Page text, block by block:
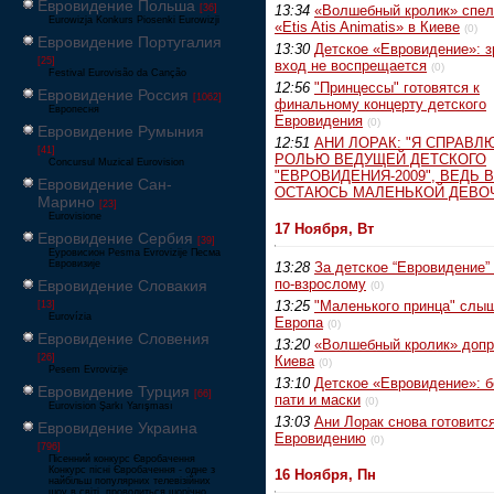
Евровидение Польша [36]
Eurowizja Konkurs Piosenki Eurowizji
Евровидение Португалия
[25]
Festival Eurovisão da Canção
Евровидение Россия [1062]
Европесня
Евровидение Румыния
[41]
Concursul Muzical Eurovision
Евровидение Сан-
Марино [23]
Eurovisione
Евровидение Сербия [39]
Еуровисион Pesma Evrovizije Песма
Евровизије
Евровидение Словакия
[13]
Eurovízia
Евровидение Словения
[26]
Pesem Evrovizije
Евровидение Турция [66]
Eurovision Şarkı Yarışması
Евровидение Украина
[796]
Пісенний конкурс Євробачення
Конкурс пісні Євробачення - одне з
найбільш популярних телевізійних
шоу в світі, проводиться щорічно,
13:34 «Волшебный кролик»
«Etis Atis Animatis» в Киеве (0)
13:30 Детское «Евровидение»:
вход не воспрещается (0)
12:56 "Принцессы" готовятся к
финальному концерту детского
Евровидения (0)
12:51 АНИ ЛОРАК: "Я
РОЛЬЮ ВЕДУЩЕЙ ДЕТСКОГО
"ЕВРОВИДЕНИЯ-2009", ВЕДЬ
ОСТАЮСЬ МАЛЕНЬКОЙ
17 Ноября, Вт
13:28 За детское
по-взрослому (0)
13:25 "Маленького принца"
Европа (0)
13:20 «Волшебный кролик»
Киева (0)
13:10 Детское «Евровидение»:
пати и маски (0)
13:03 Ани Лорак снова
Евровидению (0)
16 Ноября, Пн